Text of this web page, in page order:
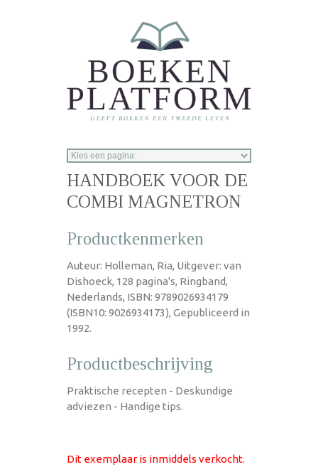
HANDBOEK VOOR DE
COMBI MAGNETRON
Productkenmerken
Auteur: Holleman, Ria, Uitgever: van
Dishoeck, 128 pagina's, Ringband,
Nederlands, ISBN: 9789026934179
(ISBN10: 9026934173), Gepubliceerd in
1992.
Productbeschrijving
Praktische recepten - Deskundige
adviezen - Handige tips.
Dit exemplaar is inmiddels verkocht.